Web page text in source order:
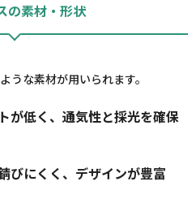
の素材・形状
うな素材が用いられます。
が低く、通気性と採光を確保
びにくく、デザインが豊富